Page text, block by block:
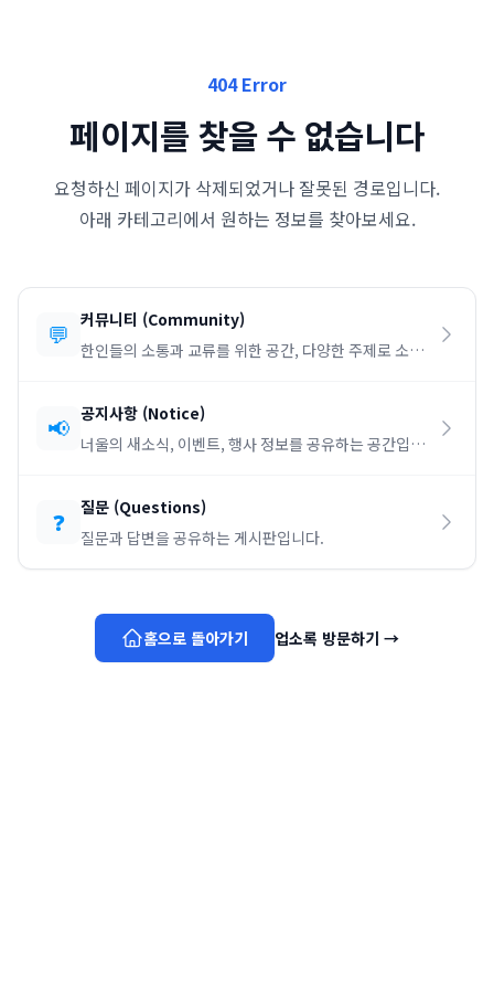
404 Error
페이지를 찾을 수 없습니다
요청하신 페이지가 삭제되었거나 잘못된 경로입니다.
아래 카테고리에서 원하는 정보를 찾아보세요.
💬 커뮤니티 (Community)
한인들의 소통과 교류를 위한 공간, 다양한 주제로 소통
📢 공지사항 (Notice)
너울의 새소식, 이벤트, 행사 정보를 공유하는 공간입니
❓ 질문 (Questions)
질문과 답변을 공유하는 게시판입니다.
홈으로 돌아가기 업소록 방문하기 →